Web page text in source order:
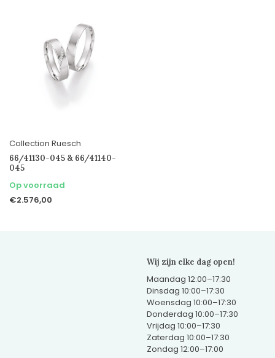
Collection Ruesch
66/41130-045 & 66/41140-
045
Op voorraad
€2.576,00
Wij zijn elke dag open!
Maandag 12:00–17:30
Dinsdag 10:00–17:30
Woensdag 10:00–17:30
Donderdag 10:00–17:30
Vrijdag 10:00–17:30
Zaterdag 10:00–17:30
Zondag 12:00–17:00